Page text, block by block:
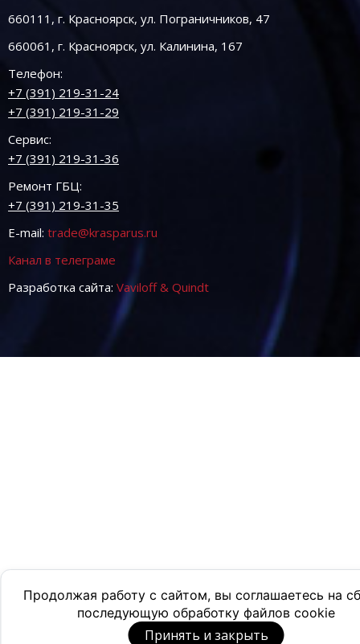
Продолжая работу с сайтом, вы соглашаетесь на
последующую обработку файлов cookie
Принять и закрыть
660111, г. Красноярск, ул. Пограничников, 47
660061, г. Красноярск, ул. Калинина, 167
Телефон:
+7 (391) 219-31-24
+7 (391) 219-31-29
Сервис:
+7 (391) 219-31-36
Ремонт ГБЦ:
+7 (391) 219-31-35
E-mail: trade@krasparus.ru
Канал в телеграме
Разработка сайта: Vaviloff & Quindt